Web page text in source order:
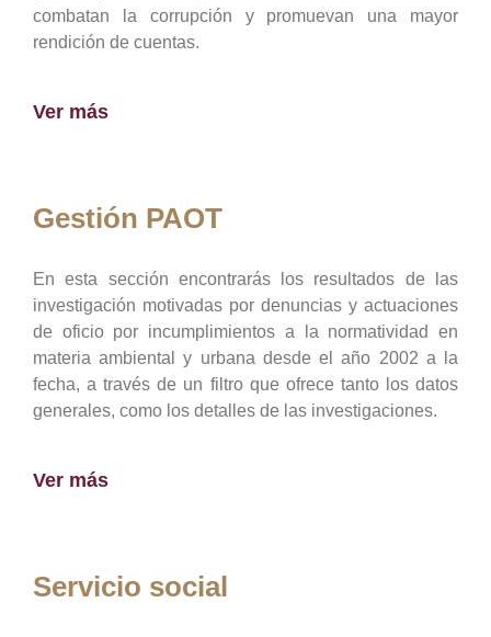
combatan la corrupción y promuevan una mayor
rendición de cuentas.
Ver más
Gestión PAOT
En esta sección encontrarás los resultados de las
investigación motivadas por denuncias y actuaciones
de oficio por incumplimientos a la normatividad en
materia ambiental y urbana desde el año 2002 a la
fecha, a través de un filtro que ofrece tanto los datos
generales, como los detalles de las investigaciones.
Ver más
Servicio social